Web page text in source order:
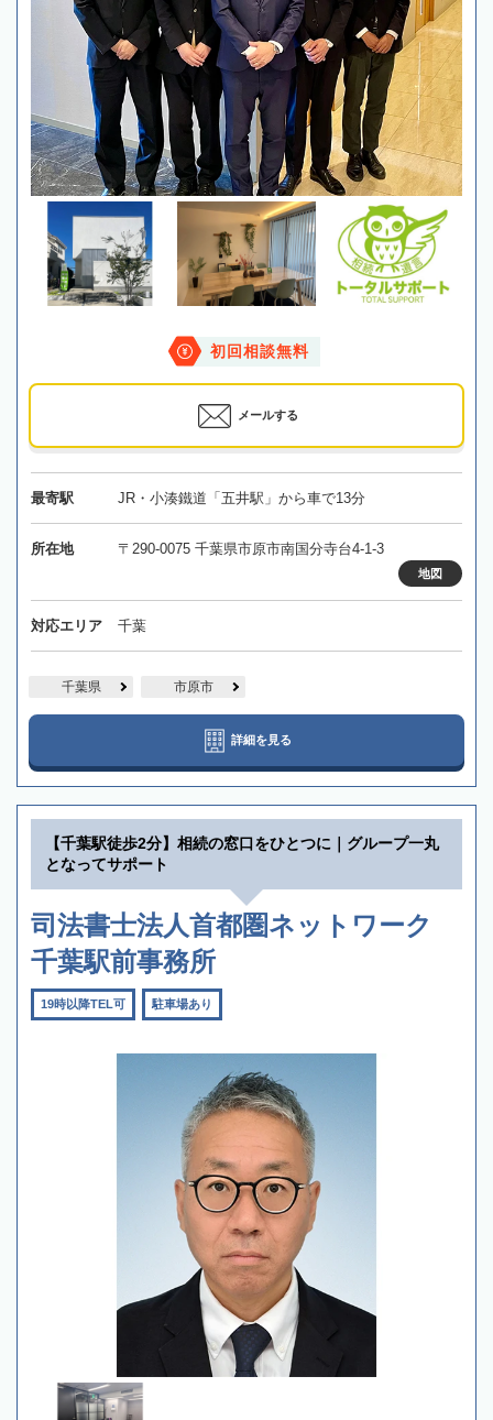
初回相談無料
メールする
最寄駅 JR・小湊鐵道「五井駅」から車で13分
所在地 〒290-0075 千葉県市原市南国分寺台4-1-3
地図
対応エリア 千葉
千葉県 市原市
詳細を見る
【千葉駅徒歩2分】相続の窓口をひとつに｜グループ一丸
となってサポート
司法書士法人首都圏ネットワーク
千葉駅前事務所
19時以降TEL可 駐車場あり